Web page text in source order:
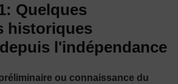
Quelques
historiques
l'indépendance
ou connaissance du